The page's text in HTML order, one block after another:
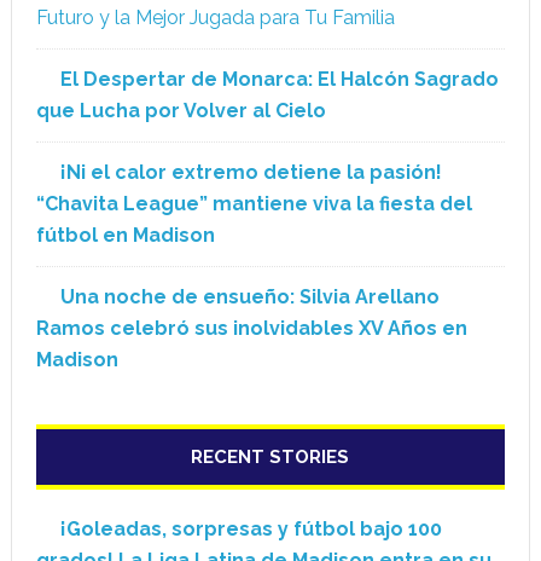
Futuro y la Mejor Jugada para Tu Familia
El Despertar de Monarca: El Halcón Sagrado
que Lucha por Volver al Cielo
¡Ni el calor extremo detiene la pasión!
“Chavita League” mantiene viva la fiesta del
fútbol en Madison
Una noche de ensueño: Silvia Arellano
Ramos celebró sus inolvidables XV Años en
Madison
RECENT STORIES
¡Goleadas, sorpresas y fútbol bajo 100